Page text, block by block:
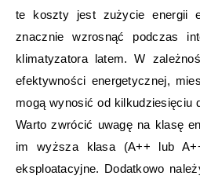
te koszty jest zużycie energii
znacznie wzrosnąć podczas
klimatyzatora latem. W
efektywności energetycznej,
mogą wynosić od kilkudziesięciu
Warto zwrócić uwagę na klasę
im wyższa klasa (A++ lub
eksploatacyjne. Dodatkowo